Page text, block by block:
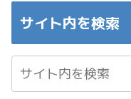
サイト内を検索